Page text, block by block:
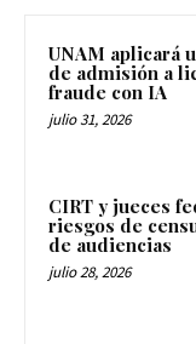
UNAM aplicará
de admisión a
fraude con IA
julio 31, 2026
CIRT y jueces
riesgos de
de audiencias
julio 28, 2026